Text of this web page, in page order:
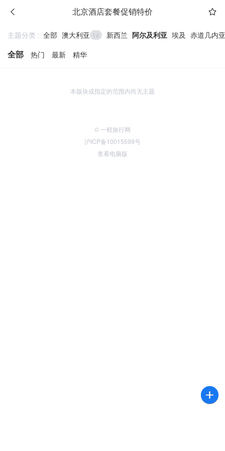
北京酒店套餐促销特价
主题分类 : 全部 澳大利亚 14 新西兰 阿尔及利亚 埃及 赤道几内亚
全部 热门 最新 精华
本版块或指定的范围内尚无主题
© 一程旅行网
沪ICP备10015599号
查看电脑版